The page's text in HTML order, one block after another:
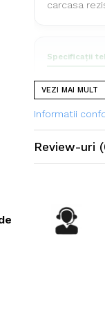
carcasa
Specificații
Dimensiune
Model
PR (Ply
Tip
VEZI MAI MULT
Informatii
Review-uri